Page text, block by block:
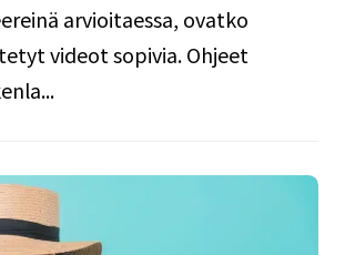
arvioitaessa, ovatko
videot sopivia. Ohjeet